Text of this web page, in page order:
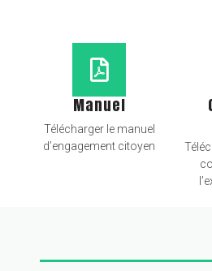
Manuel
Télécharger le manuel
d’engagement citoyen